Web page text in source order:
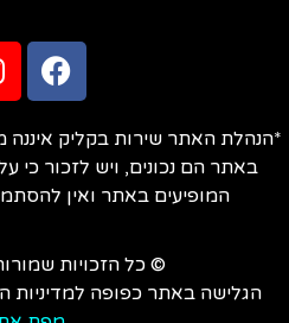
האתר שירות בקליק איננה
באתר הם נכונים, ויש לזכור כי
המופיעים באתר ואין
© כל הזכויות שמורות
הגלישה באתר כפופה למדיניות